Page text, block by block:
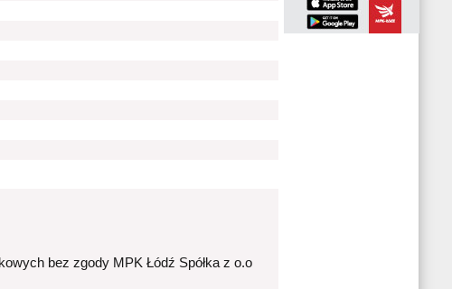
bez zgody MPK Łódź Spółka z o.o